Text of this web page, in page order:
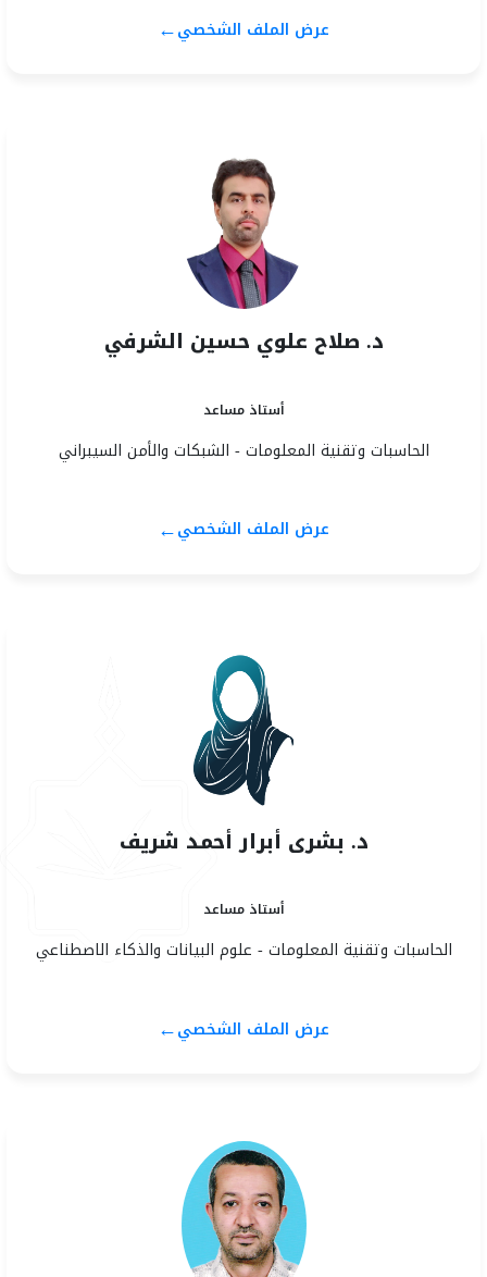
عرض الملف الشخصي←
د. صلاح علوي حسين الشرفي
أستاذ مساعد
الحاسبات وتقنية المعلومات - الشبكات والأمن السيبراني
عرض الملف الشخصي←
د. بشرى أبرار أحمد شريف
أستاذ مساعد
الحاسبات وتقنية المعلومات - علوم البيانات والذكاء الاصطناعي
عرض الملف الشخصي←